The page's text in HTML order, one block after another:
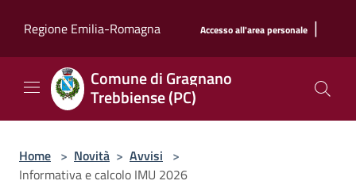
Regione Emilia-Romagna
Accesso all'area personale |
Comune di Gragnano
Trebbiense (PC)
Home > Novità > Avvisi >
Informativa e calcolo IMU 2026